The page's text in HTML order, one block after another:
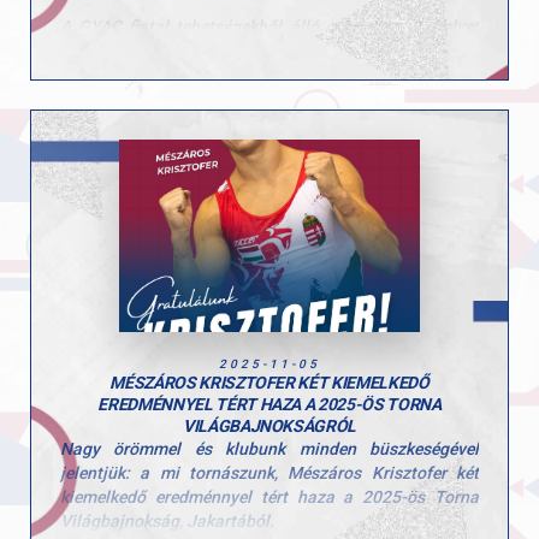
A GYAC fiatal tehetségekből álló csapata a 2. helyet
szerezte meg. A csapat tagjai: Polgár Hanna, Fekete
Felkészítő edzők: Szűcs Nicoleta Lucia és Fajkusz
Csaba.
Gratulálunk a csapat eredményéhez és köszönjük a
befektetett munkátokat!
2025-11-05
MÉSZÁROS KRISZTOFER KÉT KIEMELKEDŐ
EREDMÉNNYEL TÉRT HAZA A 2025-ÖS TORNA
VILÁGBAJNOKSÁGRÓL
Nagy örömmel és klubunk minden büszkeségével
jelentjük: a mi tornászunk, Mészáros Krisztofer két
kiemelkedő eredménnyel tért haza a 2025-ös Torna
Világbajnokság, Jakartából.